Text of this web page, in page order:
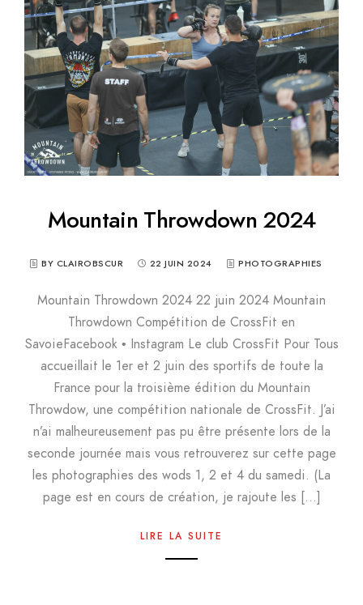
Mountain Throwdown 2024
BY CLAIROBSCUR 22 JUIN 2024 PHOTOGRAPHIES
Mountain Throwdown 2024 22 juin 2024 Mountain
Throwdown Compétition de CrossFit en
SavoieFacebook • Instagram Le club CrossFit Pour Tous
accueillait le 1er et 2 juin des sportifs de toute la
France pour la troisième édition du Mountain
Throwdow, une compétition nationale de CrossFit. J’ai
n’ai malheureusement pas pu être présente lors de la
seconde journée mais vous retrouverez sur cette page
les photographies des wods 1, 2 et 4 du samedi. (La
page est en cours de création, je rajoute les […]
LIRE LA SUITE